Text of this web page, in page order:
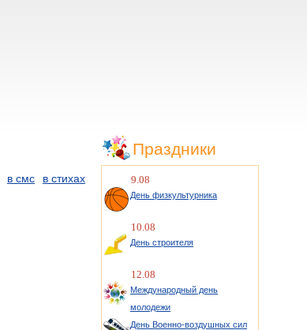
в смс в стихах
Праздники
9.08
День физкультурника
10.08
День строителя
12.08
Международный день
молодежи
День Военно-воздушных сил